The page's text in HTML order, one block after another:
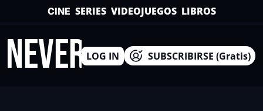
CINE SERIES VIDEOJUEGOS LIBROS
LOG IN SUBSCRIBIRSE (Gratis)